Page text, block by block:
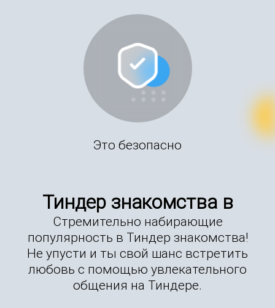
Это безопасно
Тиндер знакомства в
Стремительно набирающие
популярность в Тиндер знакомства!
Не упусти и ты свой шанс встретить
любовь с помощью увлекательного
общения на Тиндере.